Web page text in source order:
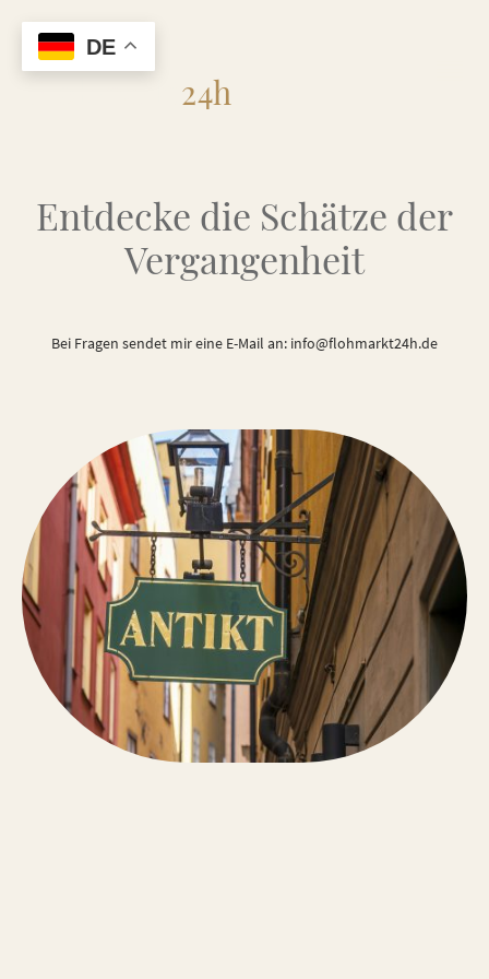
24h
Entdecke die Schätze der
Vergangenheit
Bei Fragen sendet mir eine E-Mail an: info@flohmarkt24h.de
DE